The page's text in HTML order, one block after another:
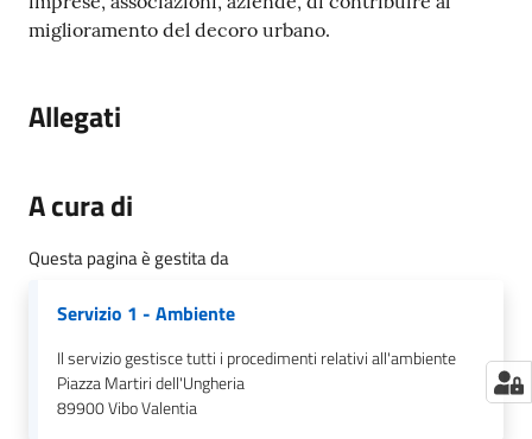
miglioramento del decoro urbano.
Allegati
A cura di
Questa pagina è gestita da
Servizio 1 - Ambiente
Il servizio gestisce tutti i procedimenti relativi all'ambiente
Piazza Martiri dell'Ungheria
89900Vibo Valentia